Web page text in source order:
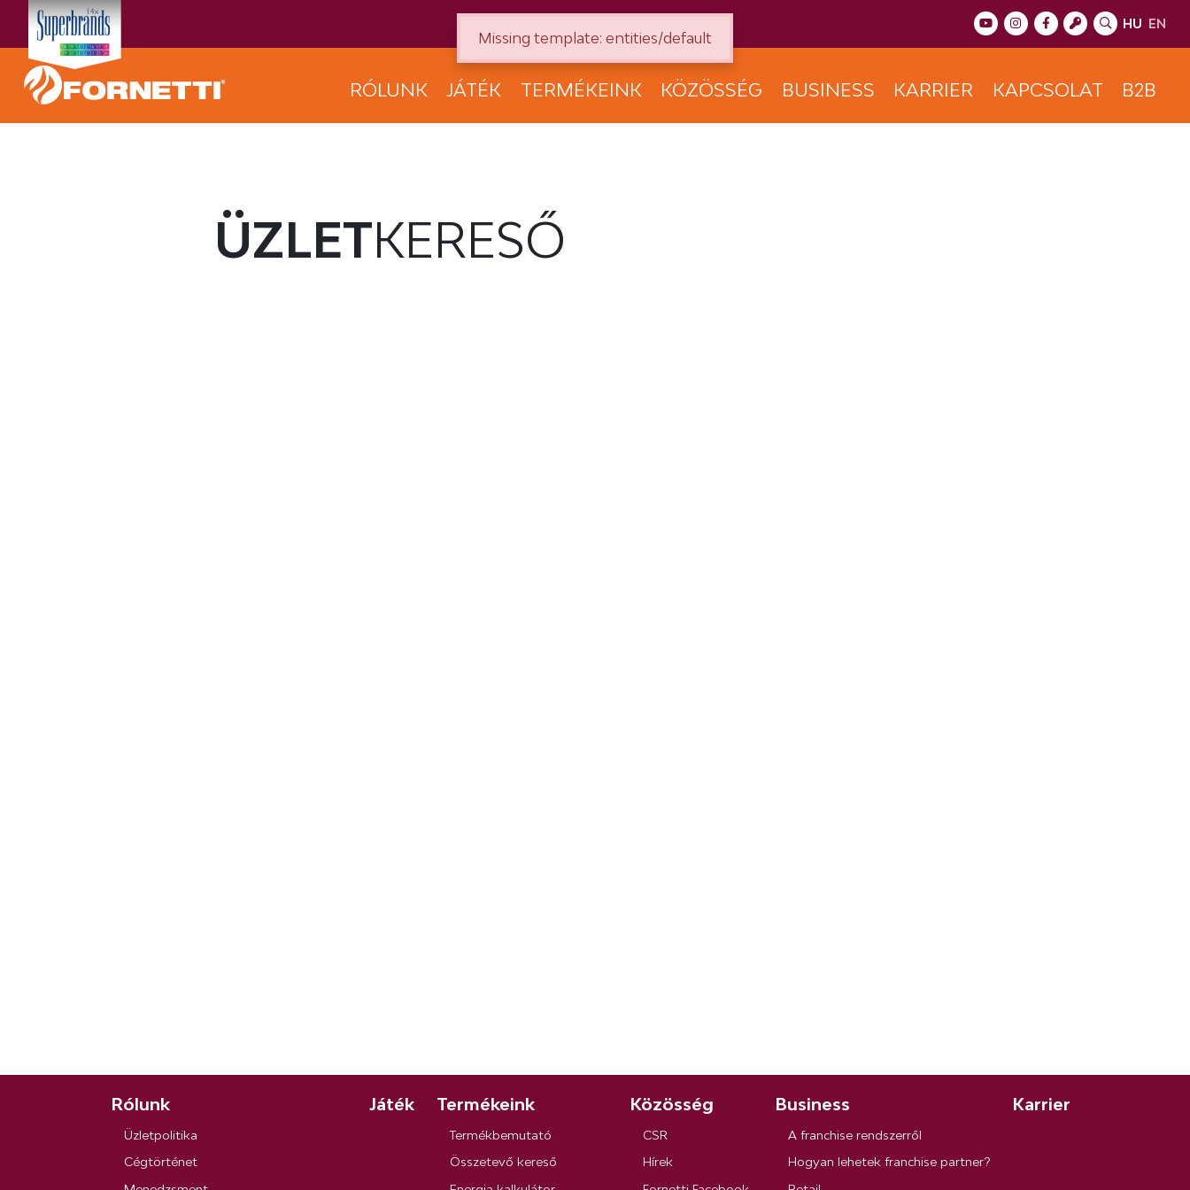
HU EN
RÓLUNK JÁTÉK TERMÉKEINK KÖZÖSSÉG BUSINESS KARRIER KAPCSOLAT B2B
ÜZLETKERESŐ
Rólunk
Üzletpolitika
Cégtörténet
Játék Termékeink
Termékbemutató
Összetevő kereső
Közösség
CSR
Hírek
Business
A franchise rendszerről
Hogyan lehetek franchise partner?
Karrier
Missing template: entities/default